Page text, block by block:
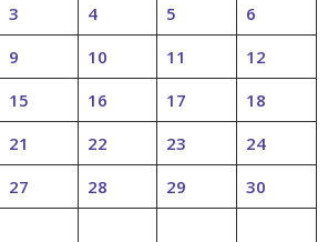
3 4 5
6
9 10 11
12
15 16 17
18
21 22 23
24
27 28 29
30